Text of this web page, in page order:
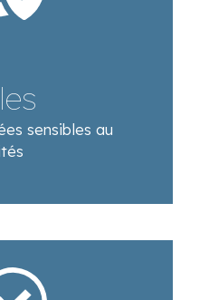
sensibles au